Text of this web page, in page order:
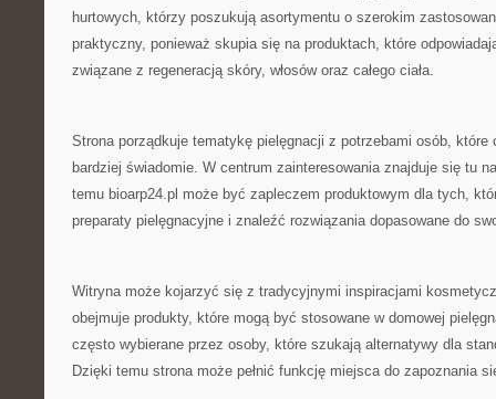
hurtowych, którzy poszukują asortymentu o szerokim
praktyczny, ponieważ skupia się na produktach, które
związane z regeneracją skóry, włosów oraz całego ciała.
Strona porządkuje tematykę pielęgnacji z potrzebami osób, które
bardziej świadomie. W centrum zainteresowania znajduje się tu
temu bioarp24.pl może być zapleczem produktowym dla tych,
preparaty pielęgnacyjne i znaleźć rozwiązania dopasowane do
Witryna może kojarzyć się z tradycyjnymi inspiracjami
obejmuje produkty, które mogą być stosowane w domowej
często wybierane przez osoby, które szukają alternatywy dla
Dzięki temu strona może pełnić funkcję miejsca do zapoznania